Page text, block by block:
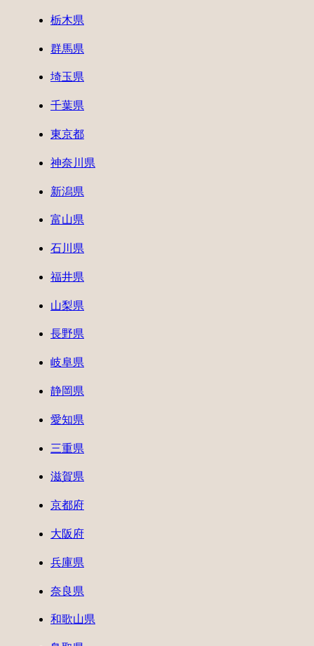
栃木県
群馬県
埼玉県
千葉県
東京都
神奈川県
新潟県
富山県
石川県
福井県
山梨県
長野県
岐阜県
静岡県
愛知県
三重県
滋賀県
京都府
大阪府
兵庫県
奈良県
和歌山県